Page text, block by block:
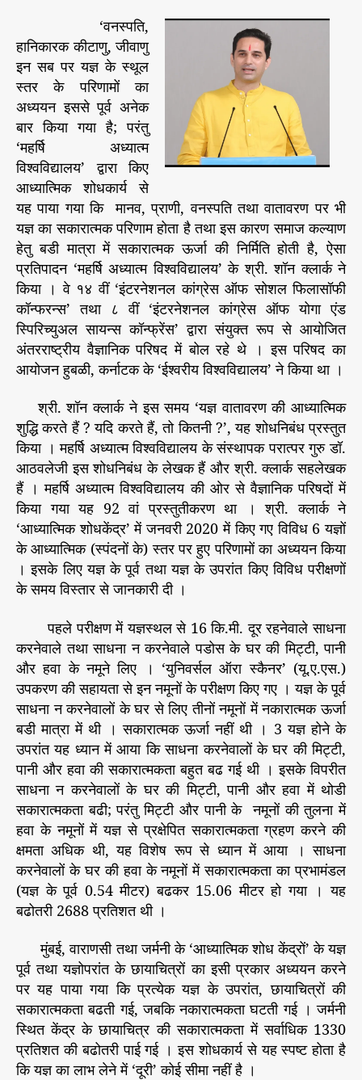
ष
य
में
शो
ध
अं
र
रा
ष्ट्री
य
वै
ज्ञा
नि
क
प
रि
में
प्र
स्तु
त
:
य
ज्ञों
से
ब
डी
में
स
का
रा
त्म
क
ऊ
र्जा
की
नि
र्मि
ति
!
‘वनस्पति,
हानिकारक कीटाणु, जीवाणु
इन सब पर यज्ञ के स्थूल
स्तर के परिणामों का
अध्ययन इससे पूर्व अनेक
बार किया गया है; परंतु
‘महर्षि अध्यात्म
विश्‍वविद्यालय’ द्वारा किए
आध्यात्मिक शोधकार्य से
यह पाया गया कि मानव, प्राणी, वनस्पति तथा वातावरण पर भी
यज्ञ का सकारात्मक परिणाम होता है तथा इस कारण समाज कल्याण
हेतु बडी मात्रा में सकारात्मक ऊर्जा की निर्मिति होती है, ऐसा
प्रतिपादन ‘महर्षि अध्यात्म विश्‍वविद्यालय’ के श्री. शॉन क्लार्क ने
किया । वे १४ वीं ‘इंटरनेशनल कांग्रेस ऑफ सोशल फिलासॉफी
कॉन्फरन्स’ तथा ८ वीं ‘इंटरनेशनल कांग्रेस ऑफ योगा एंड
स्पिरिच्युअल सायन्स कॉन्फ्रेंस’ द्वारा संयुक्त रूप से आयोजित
अंतरराष्ट्रीय वैज्ञानिक परिषद में बोल रहे थे । इस परिषद का
आयोजन हुबळी, कर्नाटक के ‘ईश्‍वरीय विश्‍वविद्यालय’ ने किया था ।
श्री. शॉन क्लार्क ने इस समय ‘यज्ञ वातावरण की आध्यात्मिक
शुद्धि करते हैं ? यदि करते हैं, तो कितनी ?’, यह शोधनिबंध प्रस्तुत
किया । महर्षि अध्यात्म विश्‍वविद्यालय के संस्थापक परात्पर गुरु डॉ.
आठवलेजी इस शोधनिबंध के लेखक हैं और श्री. क्लार्क सहलेखक
हैं । महर्षि अध्यात्म विश्‍वविद्यालय की ओर से वैज्ञानिक परिषदों में
किया गया यह 92 वां प्रस्तुतीकरण था । श्री. क्लार्क ने
‘आध्यात्मिक शोधकेंद्र’ में जनवरी 2020 में किए गए विविध 6 यज्ञों
के आध्यात्मिक (स्पंदनों के) स्तर पर हुए परिणामों का अध्ययन किया
। इसके लिए यज्ञ के पूर्व तथा यज्ञ के उपरांत किए विविध परीक्षणों
के समय विस्तार से जानकारी दी ।
पहले परीक्षण में यज्ञस्थल से 16 कि.मी. दूर रहनेवाले साधना
करनेवाले तथा साधना न करनेवाले पडोस के घर की मिट्टी, पानी
और हवा के नमूने लिए । ‘युनिवर्सल ऑरा स्कैनर’ (यू.ए.एस.)
उपकरण की सहायता से इन नमूनों के परीक्षण किए गए । यज्ञ के पूर्व
साधना न करनेवालों के घर से लिए तीनों नमूनों में नकारात्मक ऊर्जा
बडी मात्रा में थी । सकारात्मक ऊर्जा नहीं थी । 3 यज्ञ होने के
उपरांत यह ध्यान में आया कि साधना करनेवालों के घर की मिट्टी,
पानी और हवा की सकारात्मकता बहुत बढ गई थी । इसके विपरीत
साधना न करनेवालों के घर की मिट्टी, पानी और हवा में थोडी
सकारात्मकता बढी; परंतु मिट्टी और पानी के नमूनों की तुलना में
हवा के नमूनों में यज्ञ से प्रक्षेपित सकारात्मकता ग्रहण करने की
क्षमता अधिक थी, यह विशेष रूप से ध्यान में आया । साधना
करनेवालों के घर की हवा के नमूनों में सकारात्मकता का प्रभामंडल
(यज्ञ के पूर्व 0.54 मीटर) बढकर 15.06 मीटर हो गया । यह
बढोतरी 2688 प्रतिशत थी ।
मुंबई, वाराणसी तथा जर्मनी के ‘आध्यात्मिक शोध केंद्रों’ के यज्ञ
पूर्व तथा यज्ञोपरांत के छायाचित्रों का इसी प्रकार अध्ययन करने
पर यह पाया गया कि प्रत्येक यज्ञ के उपरांत, छायाचित्रों की
सकारात्मकता बढती गई, जबकि नकारात्मकता घटती गई । जर्मनी
स्थित केंद्र के छायाचित्र की सकारात्मकता में सर्वाधिक 1330
प्रतिशत की बढोतरी पाई गई । इस शोधकार्य से यह स्पष्ट होता है
कि यज्ञ का लाभ लेने में ‘दूरी’ कोई सीमा नहीं है ।